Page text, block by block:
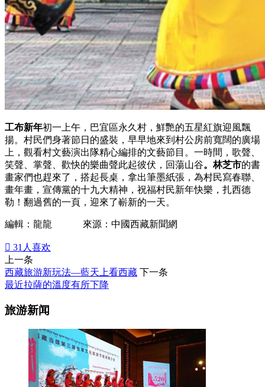
工布新年初一上午，巴宜區永久村，鮮艷的五星紅旗迎風飄
揚。村民們身著節日的盛裝，早早地來到村公房前寬闊的廣場
上，觀看村文藝演出隊精心編排的文藝節目。一時間，歌聲、
笑聲、掌聲、歡快的樂曲聲此起彼伏，回蕩山谷。林芝市的書
畫家們也趕來了，搭起長桌，拿出筆墨紙張，為村民寫春聯、
畫年畫，宣傳黨的十九大精神，祝福村民新年快樂，扎西德
勒！翻過舊的一頁，迎來了嶄新的一天。
編輯：龍龍 來源：中國西藏新聞網
 31 人喜欢
上一条
西藏旅游新玩法—藍天上看西藏 下一条
最近拉薩的溫度有所下降
旅游新闻